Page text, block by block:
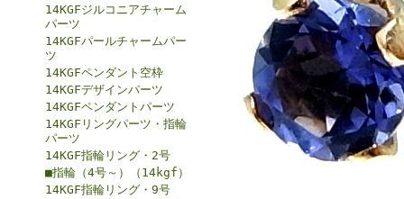
14KGFジルコニアチャーム
パーツ
14KGFパールチャームパー
ツ
14KGFペンダント空枠
14KGFデザインパーツ
14KGFペンダントパーツ
14KGFリングパーツ・指輪
パーツ
14KGF指輪リング・2号
■指輪（4号～）（14kgf）
14KGF指輪リング・9号